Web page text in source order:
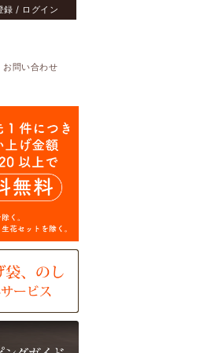
録 / ログイン
お問い合わせ